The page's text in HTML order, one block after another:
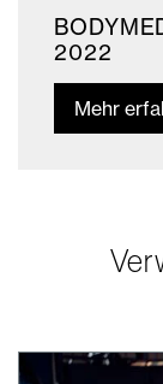
2022
Mehr